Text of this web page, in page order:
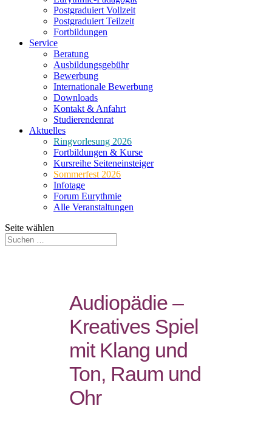
Postgraduiert Vollzeit
Postgraduiert Teilzeit
Fortbildungen
Service
Beratung
Ausbildungsgebühr
Bewerbung
Internationale Bewerbung
Downloads
Kontakt & Anfahrt
Studierendenrat
Aktuelles
Ringvorlesung 2026
Fortbildungen & Kurse
Kursreihe Seiteneinsteiger
Sommerfest 2026
Infotage
Forum Eurythmie
Alle Veranstaltungen
Seite wählen
Audiopädie –
Kreatives Spiel
mit Klang und
Ton, Raum und
Ohr